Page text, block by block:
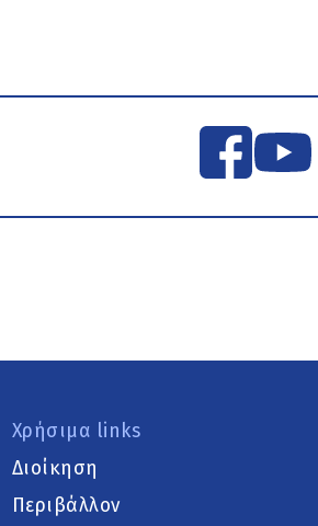
Χρήσιμα links
Διοίκηση
Περιβάλλον